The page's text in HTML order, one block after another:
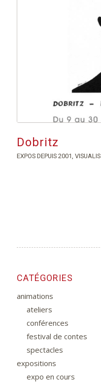
Dobritz
EXPOS DEPUIS 2001 VISUALIS
CATÉGORIES
animations
ateliers
conférences
festival de contes
spectacles
expositions
expo en cours